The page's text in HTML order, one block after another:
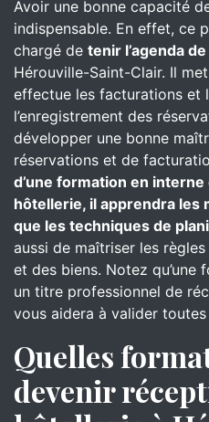
Avoir une bonne capacité
indispensable. En effet, ce
chargé de tenir l’agenda
Hérouville-Saint-Clair. Il
effectue les facturations et
l’enregistrement des
développer une bonne
réservations et de
d’une formation en
hôtellerie, il apprendra les
que les techniques de
aussi de maîtriser les
et des biens. Notez qu’une
un titre professionnel de
vous aidera à valider
Quelles
devenir